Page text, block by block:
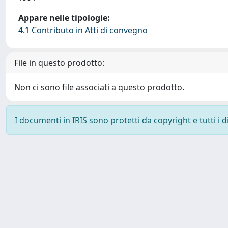
Appare nelle tipologie:
4.1 Contributo in Atti di convegno
File in questo prodotto:
Non ci sono file associati a questo prodotto.
I documenti in IRIS sono protetti da copyright e tutti i